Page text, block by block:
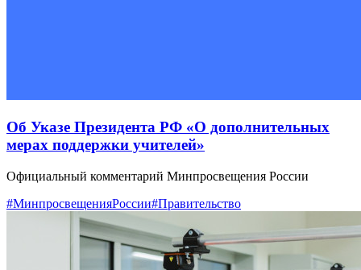
Об Указе Президента РФ «О дополнительных
мерах поддержки учителей»
Официальный комментарий Минпросвещения России
#МинпросвещенияРоссии#Правительство